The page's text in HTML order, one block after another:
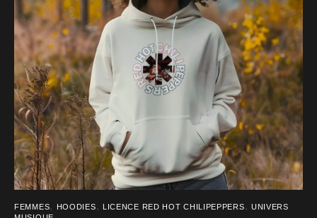
peuvent
être
choisies
sur
la
page
du
produit
FEMMES, HOODIES, LICENCE RED HOT CHILIPEPPERS, UNIVERS